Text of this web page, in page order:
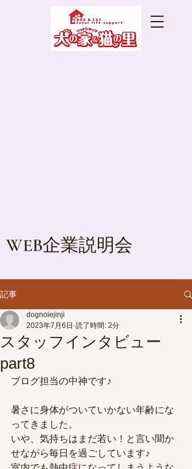
WEB企業説明会
記事
スタッフインタビュー
part8
dognoiejinji
2023年7月6日 読了時間: 2分
ブログ担当の中神です♪
暑さに身体がついていかない年齢にな
ってきました。
いや、気持ちはまだ若い！と言い聞か
せながら毎日を過ごしています♪